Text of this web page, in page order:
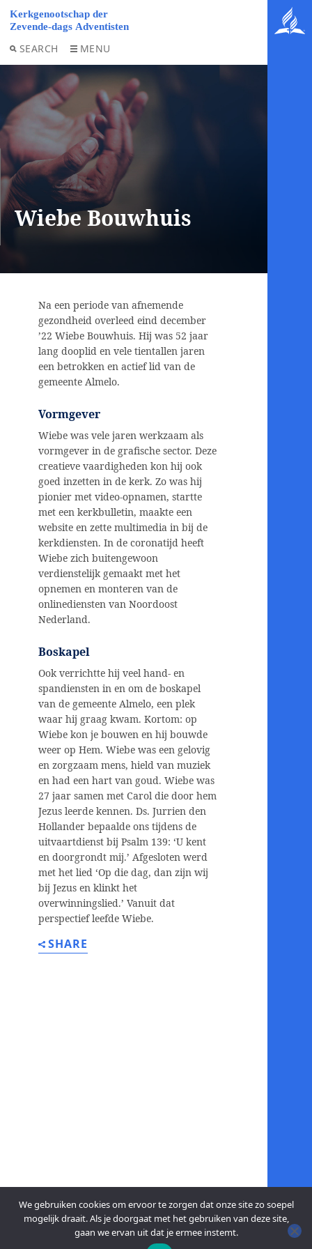
SEARCH MENU
Wiebe Bouwhuis
Na een periode van afnemende
gezondheid overleed eind december
’22 Wiebe Bouwhuis. Hij was 52 jaar
lang dooplid en vele tientallen jaren
een betrokken en actief lid van de
gemeente Almelo.
Vormgever
Wiebe was vele jaren werkzaam als
vormgever in de grafische sector. Deze
creatieve vaardigheden kon hij ook
goed inzetten in de kerk. Zo was hij
pionier met video-opnamen, startte
met een kerkbulletin, maakte een
website en zette multimedia in bij de
kerkdiensten. In de coronatijd heeft
Wiebe zich buitengewoon
verdienstelijk gemaakt met het
opnemen en monteren van de
onlinediensten van Noordoost
Nederland.
Boskapel
Ook verrichtte hij veel hand- en
spandiensten in en om de boskapel
van de gemeente Almelo, een plek
waar hij graag kwam. Kortom: op
Wiebe kon je bouwen en hij bouwde
weer op Hem. Wiebe was een gelovig
en zorgzaam mens, hield van muziek
en had een hart van goud. Wiebe was
27 jaar samen met Carol die door hem
Jezus leerde kennen. Ds. Jurrien den
Hollander bepaalde ons tijdens de
uitvaartdienst bij Psalm 139: ‘U kent
en doorgrondt mij.’ Afgesloten werd
met het lied ‘Op die dag, dan zijn wij
bij Jezus en klinkt het
overwinningslied.’ Vanuit dat
perspectief leefde Wiebe.
SHARE
We gebruiken cookies om ervoor te zorgen dat onze site zo soepel
mogelijk draait. Als je doorgaat met het gebruiken van deze site,
gaan we ervan uit dat je ermee instemt.